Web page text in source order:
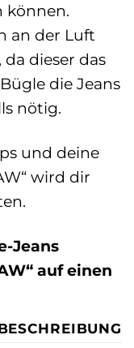
können.
an der Luft
dieser das
die Jeans
nötig.
und deine
wird dir
Jeans
auf einen